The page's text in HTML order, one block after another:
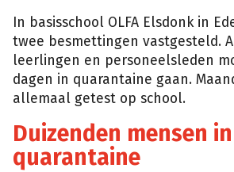
In basisschool OLFA Elsdonk in
twee besmettingen vastgesteld.
leerlingen en personeelsleden
dagen in quarantaine gaan.
allemaal getest op school.
Duizenden mensen in
quarantaine